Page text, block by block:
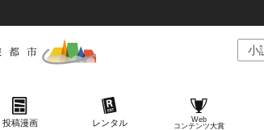
投稿漫画 レンタル
Web
コンテンツ大賞